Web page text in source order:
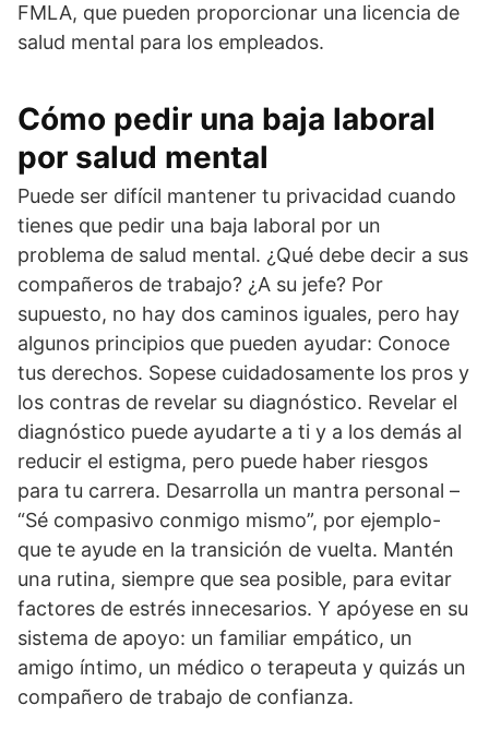
FMLA, que pueden proporcionar una licencia de
salud mental para los empleados.
Cómo pedir una baja laboral
por salud mental
Puede ser difícil mantener tu privacidad cuando
tienes que pedir una baja laboral por un
problema de salud mental. ¿Qué debe decir a sus
compañeros de trabajo? ¿A su jefe? Por
supuesto, no hay dos caminos iguales, pero hay
algunos principios que pueden ayudar: Conoce
tus derechos. Sopese cuidadosamente los pros y
los contras de revelar su diagnóstico. Revelar el
diagnóstico puede ayudarte a ti y a los demás al
reducir el estigma, pero puede haber riesgos
para tu carrera. Desarrolla un mantra personal –
“Sé compasivo conmigo mismo”, por ejemplo-
que te ayude en la transición de vuelta. Mantén
una rutina, siempre que sea posible, para evitar
factores de estrés innecesarios. Y apóyese en su
sistema de apoyo: un familiar empático, un
amigo íntimo, un médico o terapeuta y quizás un
compañero de trabajo de confianza.